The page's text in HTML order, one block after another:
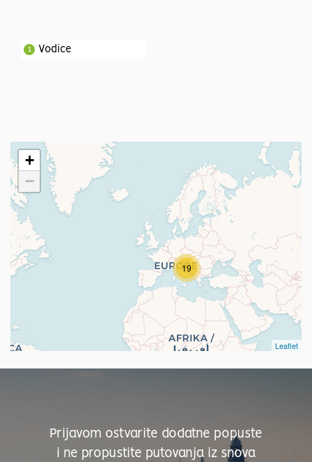
Vodice
1
19
+
−
Leaflet
Prijavom ostvarite dodatne popuste
i ne propustite putovanja iz snova